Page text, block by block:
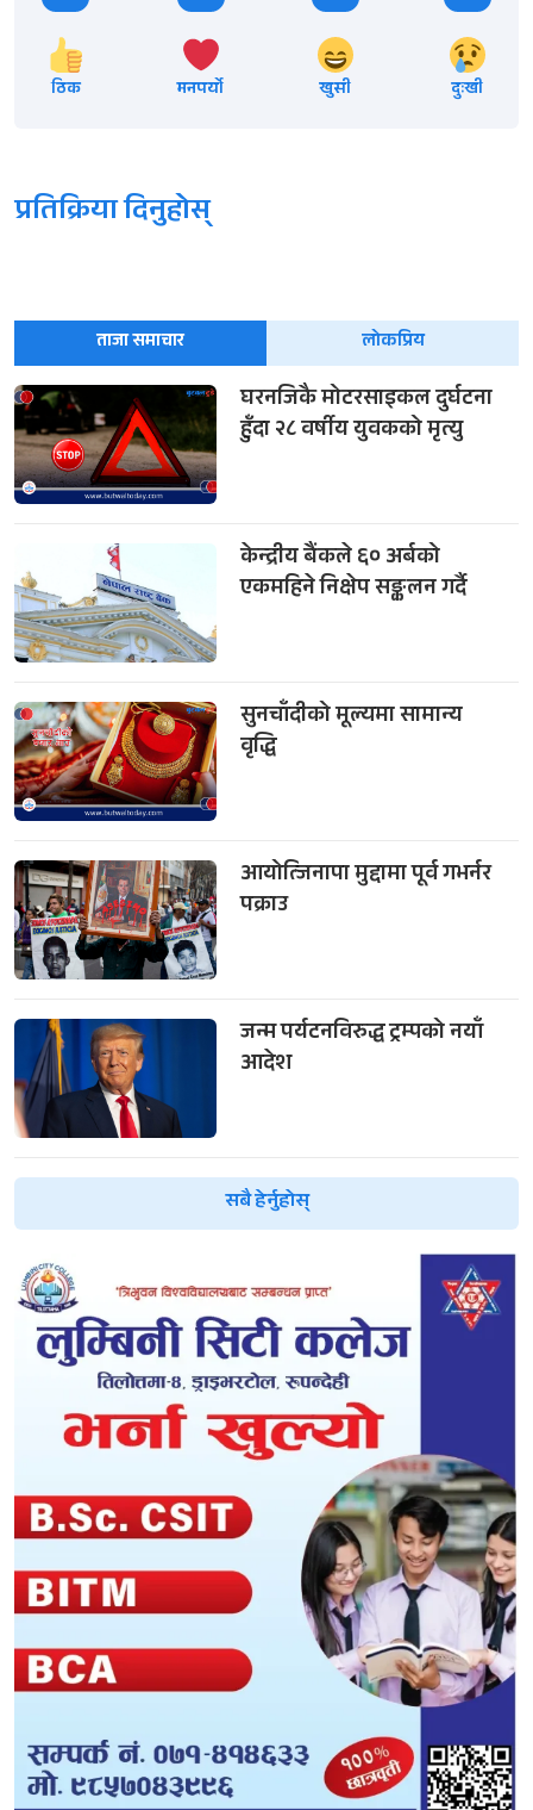
ठिक मनपर्यो खुसी दुःखी
प्रतिक्रिया दिनुहोस्
ताजा समाचार लोकप्रिय
घरनजिकै मोटरसाइकल दुर्घटना
हुँदा २८ वर्षीय युवकको मृत्यु
केन्द्रीय बैंकले ६० अर्बको
एकमहिने निक्षेप सङ्कलन गर्दै
सुनचाँदीको मूल्यमा सामान्य
वृद्धि
आयोत्जिनापा मुद्दामा पूर्व गभर्नर
पक्राउ
जन्म पर्यटनविरुद्ध ट्रम्पको नयाँ
आदेश
सबै हेर्नुहोस्